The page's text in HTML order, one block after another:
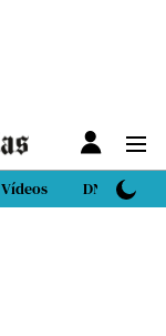
Vídeos DN Sport